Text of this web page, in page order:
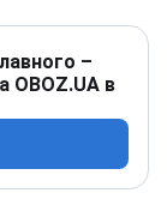
–
OBOZ.UA в